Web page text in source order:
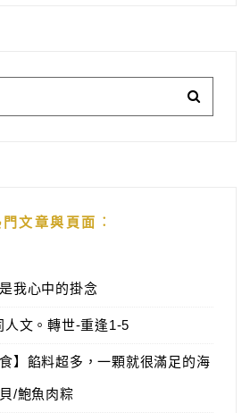
文章與頁面︰
我心中的掛念
文。轉世-重逢1-5
】餡料超多，一顆就很滿足的海
/鮑魚肉粽